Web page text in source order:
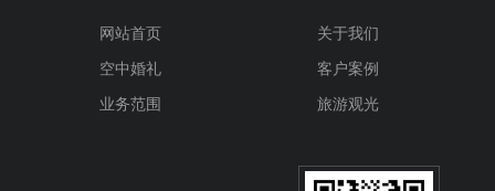
网站首页
关于我们
空中婚礼
客户案例
业务范围
旅游观光